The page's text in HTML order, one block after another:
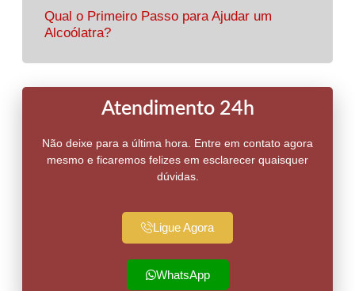
Qual o Primeiro Passo para Ajudar um
Alcoólatra?
Atendimento 24h
Não deixe para a última hora. Entre em contato agora
mesmo e ficaremos felizes em esclarecer quaisquer
dúvidas.
Ligue Agora
WhatsApp